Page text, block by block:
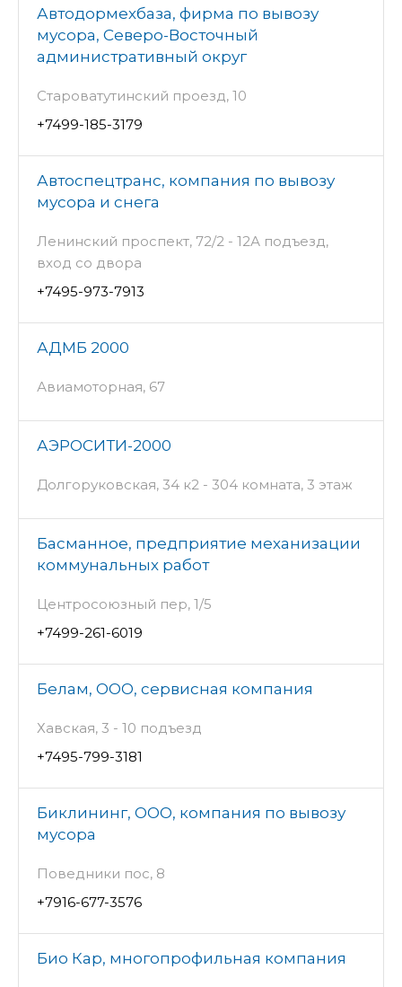
Автодормехбаза, фирма по вывозу
мусора, Северо-Восточный
административный округ
Староватутинский проезд, 10
+7499-185-3179
Автоспецтранс, компания по вывозу
мусора и снега
Ленинский проспект, 72/2 - 12А подъезд,
вход со двора
+7495-973-7913
АДМБ 2000
Авиамоторная, 67
АЭРОСИТИ-2000
Долгоруковская, 34 к2 - 304 комната, 3 этаж
Басманное, предприятие механизации
коммунальных работ
Центросоюзный пер, 1/5
+7499-261-6019
Белам, ООО, сервисная компания
Хавская, 3 - 10 подъезд
+7495-799-3181
Биклининг, ООО, компания по вывозу
мусора
Поведники пос, 8
+7916-677-3576
Био Кар, многопрофильная компания